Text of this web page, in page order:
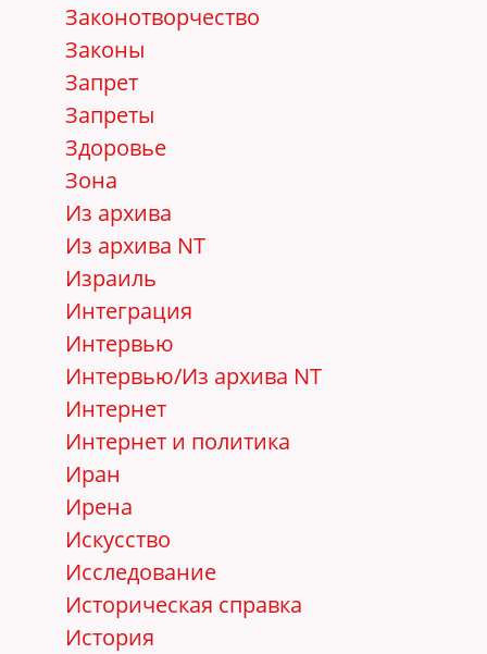
Законотворчество
Законы
Запрет
Запреты
Здоровье
Зона
Из архива
Из архива NT
Израиль
Интеграция
Интервью
Интервью/Из архива NT
Интернет
Интернет и политика
Иран
Ирена
Искусство
Исследование
Историческая справка
История